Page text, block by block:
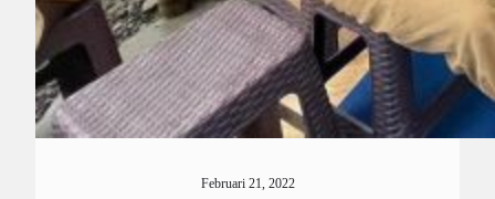
Februari 21, 2022